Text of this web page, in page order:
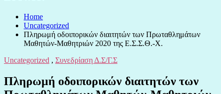
Home
Uncategorized
Πληρωμή οδοιπορικών διαιτητών των Πρωταθλημάτων
Μαθητών-Μαθητριών 2020 της Ε.Σ.Σ.Θ.-Χ.
Uncategorized , Συνεδρίαση Δ.Σ/Γ.Σ
Πληρωμή οδοιπορικών διαιτητών των